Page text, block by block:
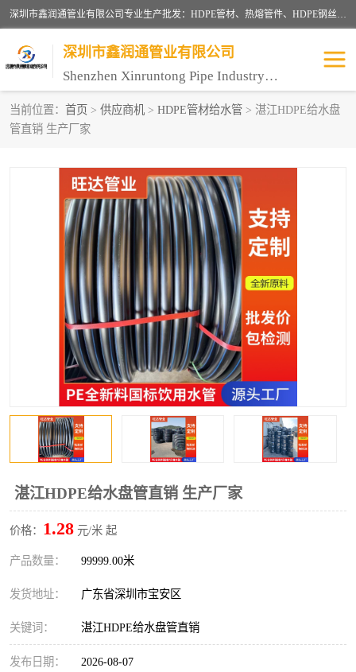
深圳市鑫润通管业有限公司专业生产批发：HDPE管材、热熔管件、HDPE钢丝骨架管、电熔管件、HDPE双壁波纹管、MPP电力管、井盖、PVC管材管件、PPR管材管件等；公司自创建以来，始终秉承“团结、务实、创新、守信”的服务宗旨，凭借专业的服务以及多年的勤奋拼搏，发展成为一家专业销售各种管材管件，绝缘电工套管及配件等系列产品的贸易公司。
深圳市鑫润通管业有限公司
Shenzhen Xinruntong Pipe Industry Co., Ltd
当前位置： 首页 > 供应商机 > HDPE管材给水管 > 湛江HDPE给水盘
管直销 生产厂家
湛江HDPE给水盘管直销 生产厂家
价格： 1.28 元/米 起
产品数量： 99999.00米
发货地址： 广东省深圳市宝安区
关键词： 湛江HDPE给水盘管直销
发布日期： 2026-08-07
HDPE管材给水管
HDPE双壁波纹管 HDPE电力通讯管
UPVC电力通讯管 MPP电力通信管
联塑PVC管 联塑PPR管
联塑PE管 联塑家装红蓝线管